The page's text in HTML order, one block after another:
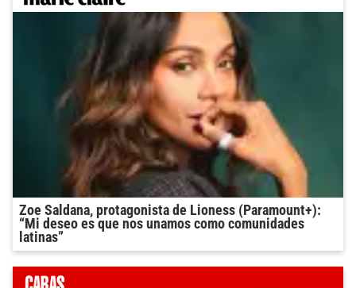
Zoe Saldana, protagonista de Lioness (Paramount+):
“Mi deseo es que nos unamos como comunidades
latinas”